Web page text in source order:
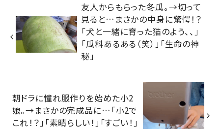
友人からもらった冬瓜。→切って
見ると…まさかの中身に驚愕！？
「犬と一緒に育った猫のよう、、」
「瓜科あるある（笑）」「生命の神
秘」
朝ドラに憧れ服作りを始めた小2
娘。→まさかの完成品に…「小2で
これ！？」「素晴らしい！」「すごい！」